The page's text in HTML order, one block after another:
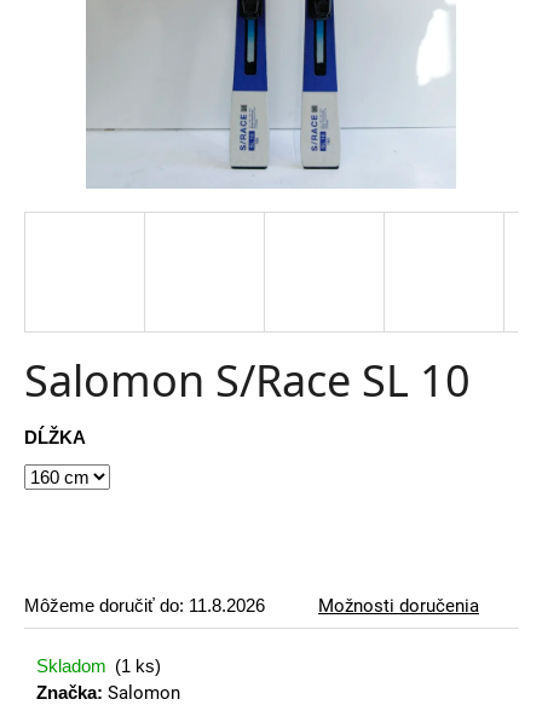
Salomon S/Race SL 10
DĹŽKA
Môžeme doručiť do: 11.8.2026 Možnosti doručenia
Skladom (1 ks)
Značka: Salomon
s
O
o
r
ú
č